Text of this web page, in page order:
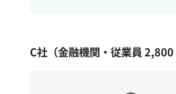
C社（金融機関・従業員 2,800